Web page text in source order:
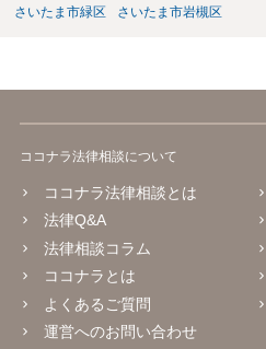
さいたま市緑区
さいたま市岩槻区
ココナラ法律相談について
ココナラ法律相談とは
法律Q&A
法律相談コラム
ココナラとは
よくあるご質問
運営へのお問い合わせ